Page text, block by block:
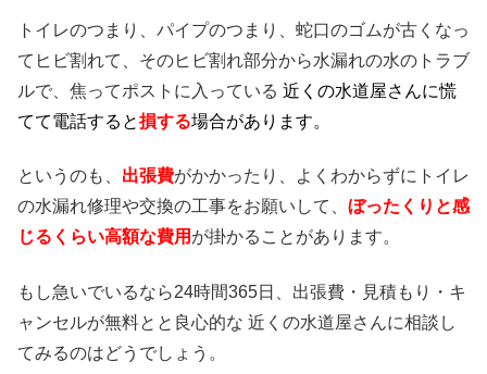
トイレのつまり、パイプのつまり、蛇口のゴムが古くなっ
てヒビ割れて、そのヒビ割れ部分から水漏れの水のトラブ
ルで、焦ってポストに入っている 近くの水道屋さんに慌
てて電話すると損する場合があります。
というのも、 出張費がかかったり、よくわからずにトイレ
の水漏れ修理や交換の工事をお願いして、 ぼったくりと感
じるくらい高額な費用 が掛かることがあります。
もし急いでいるなら24時間365日、出張費・見積もり・キ
ャンセルが無料とと良心的な 近くの水道屋さんに相談し
てみるのはどうでしょう。